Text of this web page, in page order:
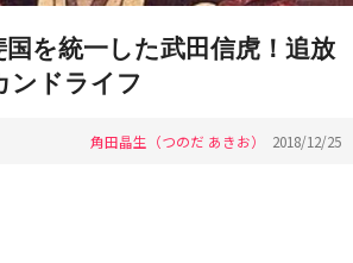
を統一した武田信虎！追放
ンドライフ
角田晶生（つのだ あきお） 2018/12/25